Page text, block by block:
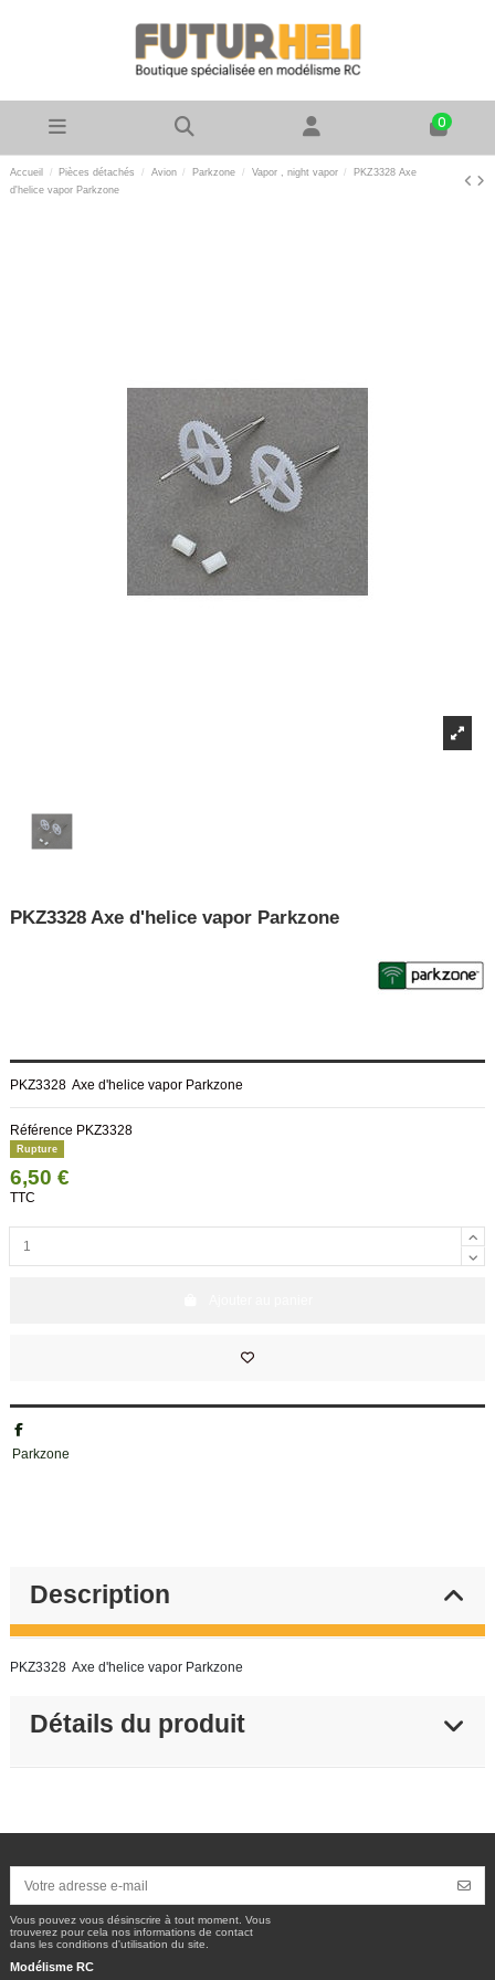
0
Accueil Pièces détachés Avion Parkzone Vapor , night vapor
PKZ3328 Axe
d'helice vapor Parkzone
PKZ3328 Axe d'helice vapor Parkzone
PKZ3328 Axe d'helice vapor Parkzone
Référence PKZ3328
Rupture
6,50 €
TTC
Parkzone
Description
PKZ3328 Axe d'helice vapor Parkzone
Détails du produit
Vous pouvez vous désinscrire à tout moment. Vous
trouverez pour cela nos informations de contact
dans les conditions d'utilisation du site.
Modélisme RC